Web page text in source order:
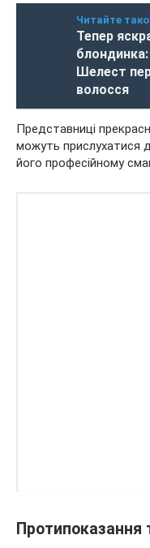
Читайте
Тепер
Шелест
волосся
Представниці
можуть прислухатися
його професійному